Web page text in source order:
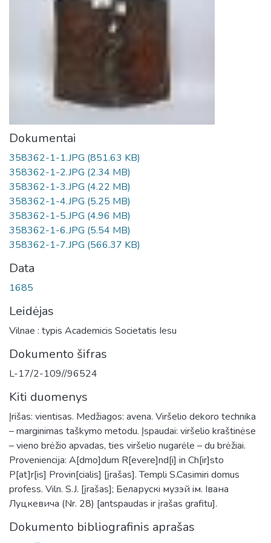
Dokumentai
358362-1-1.JPG (851.63 KB)
358362-1-2.JPG (2.34 MB)
358362-1-3.JPG (4.22 MB)
358362-1-4.JPG (5.25 MB)
358362-1-5.JPG (4.96 MB)
358362-1-6.JPG (5.54 MB)
358362-1-7.JPG (566.37 KB)
Data
1685
Leidėjas
Vilnae : typis Academicis Societatis Iesu
Dokumento šifras
L-17/2-109//96524
Kiti duomenys
Įrišas: vientisas. Medžiagos: avena. Viršelio dekoro technika
– marginimas taškymo metodu. Įspaudai: viršelio kraštinėse
– vieno brėžio apvadas, ties viršelio nugarėle – du brėžiai.
Proveniencija: A[dmo]dum R[evere]nd[i] in Ch[ir]sto
P[at]r[is] Provin[cialis] [įrašas]. Templi S.Casimiri domus
profess. Viln. S.J. [įrašas]; Беларускi музэй iм. Iвана
Луцкевича (Nr. 28) [antspaudas ir įrašas grafitu].
Dokumento bibliografinis aprašas